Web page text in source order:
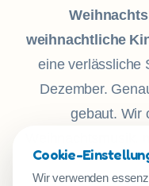
weihnachtliche
eine verlässliche
Dezember.
gebaut. Wir
Festzeit und
Cookie-
Wir verwenden